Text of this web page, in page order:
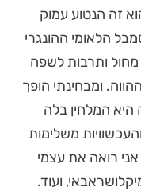
זה הנטוע עמוק
הלאומי ההונגרי
ותרבות לשפה
ומבחינתי הופך
היא המלחין בלה
משלימות
רואה את עצמי
ועוד.